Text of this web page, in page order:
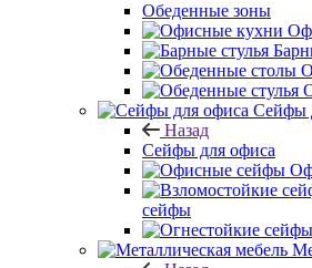
Обеденные зоны
Сейфы
Назад
Сейфы для офиса
сейфы